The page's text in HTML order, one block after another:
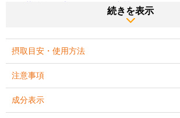
UV（紫外線）プロテクション容器を使用して
しかも、フードグレード（食品レベル）なの
です。
健康的なお肌のツヤとうるおい
輝くうるおいチャージをお手伝いします♪
続きを表示
摂取目安・使用方法
注意事項
成分表示